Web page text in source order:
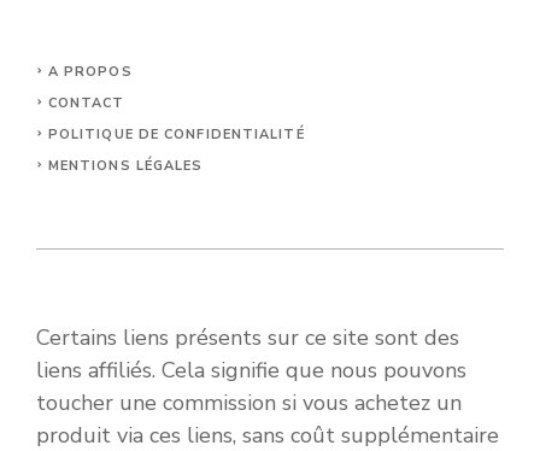
A PROPOS
CONTACT
POLITIQUE DE CONFIDENTIALITÉ
MENTIONS LÉGALES
Certains liens présents sur ce site sont des
liens affiliés. Cela signifie que nous pouvons
toucher une commission si vous achetez un
produit via ces liens, sans coût supplémentaire